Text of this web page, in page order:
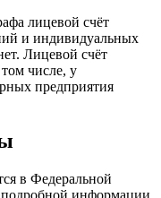
лицевой счёт
и индивидуальных
Лицевой счёт
числе, у
предприятия
в Федеральной
информации